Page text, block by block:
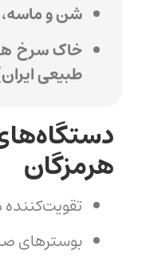
شن و
خاک سرخ
طبیعی
هرمزگان
بوسترهای